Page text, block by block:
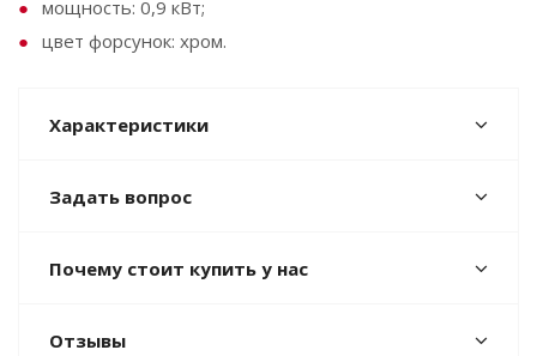
мощность: 0,9 кВт;
цвет форсунок: хром.
Характеристики
Задать вопрос
Почему стоит купить у нас
Отзывы